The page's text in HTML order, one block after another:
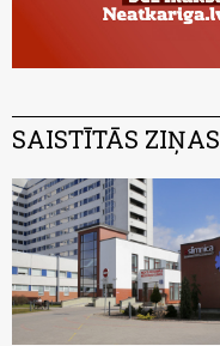
SAISTĪTĀS ZIŅAS